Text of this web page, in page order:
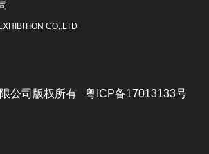
CO,.LTD
公司版权所有 粤ICP备17013133号